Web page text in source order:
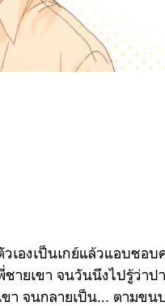
เองเป็นเกย์แล้วแอบชอบ
ายเขา จนวันนึงไปรู้ว่าป
า จนกลายเป็น... ตามขน